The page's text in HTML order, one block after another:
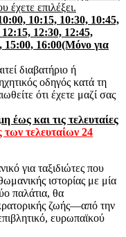
έχετε επιλέξει.
10:15, 10:30, 10:45,
12:30, 12:45,
15:00, 16:00(Μόνο για
διαβατήριο ή
οδηγός κατά τη
ότι έχετε μαζί σας
έως και τις τελευταίες
των τελευταίων 24
για ταξιδιώτες που
ιστορίας με μία
παλάτια, θα
ζωής—από την
ευρωπαϊκού